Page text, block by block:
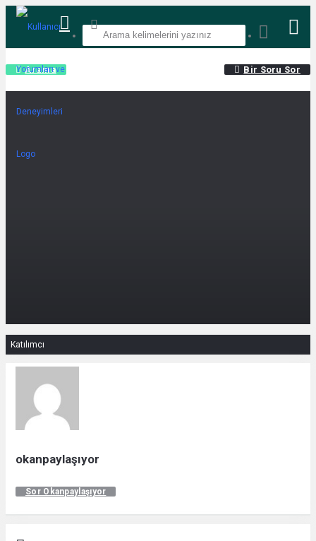
Arama Bir Soru Sor
Katılımcı
okanpaylaşıyor
Sor Okanpaylaşıyor